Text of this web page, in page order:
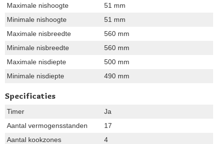
Maximale nishoogte
51 mm
Minimale nishoogte
51 mm
Maximale nisbreedte
560 mm
Minimale nisbreedte
560 mm
Maximale nisdiepte
500 mm
Minimale nisdiepte
490 mm
Specificaties
Timer
Ja
Aantal vermogensstanden
17
Aantal kookzones
4